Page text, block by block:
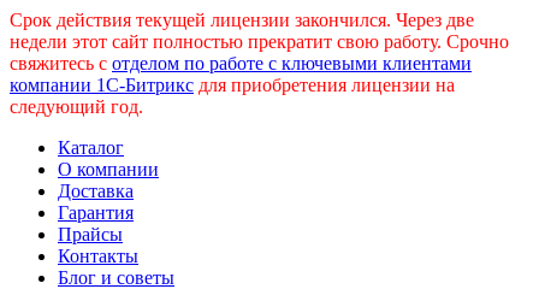
Срок действия текущей лицензии закончился. Через две
недели этот сайт полностью прекратит свою работу. Срочно
свяжитесь с отделом по работе с ключевыми клиентами
компании 1С-Битрикс для приобретения лицензии на
следующий год.
Каталог
О компании
Доставка
Гарантия
Прайсы
Контакты
Блог и советы